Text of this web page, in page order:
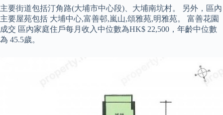
主要街道包括汀角路(大埔市中心段)、大埔南坑村。 另外，區內
主要屋苑包括 大埔中心,富善邨,嵐山,頌雅苑,明雅苑。 富善花園
成交 區內家庭住戶每月收入中位數為HK$ 22,500，年齡中位數
為 45.5歲。